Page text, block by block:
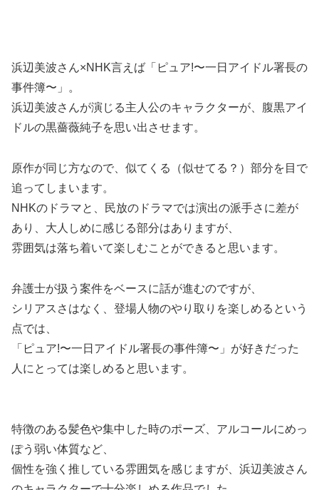
浜辺美波さん×NHK言えば「ピュア!〜一日アイドル署長の
事件簿〜」。
浜辺美波さんが演じる主人公のキャラクターが、腹黒アイ
ドルの黒薔薇純子を思い出させます。
原作が同じ方なので、似てくる（似せてる？）部分を目で
追ってしまいます。
NHKのドラマと、民放のドラマでは演出の派手さに差が
あり、大人しめに感じる部分はありますが、
雰囲気は落ち着いて楽しむことができると思います。
弁護士が扱う案件をベースに話が進むのですが、
シリアスさはなく、登場人物のやり取りを楽しめるという
点では、
「ピュア!〜一日アイドル署長の事件簿〜」が好きだった
人にとっては楽しめると思います。
特徴のある髪色や集中した時のポーズ、アルコールにめっ
ぽう弱い体質など、
個性を強く推している雰囲気を感じますが、浜辺美波さん